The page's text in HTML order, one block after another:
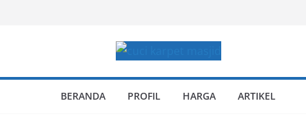
BERANDA PROFIL HARGA ARTIKEL